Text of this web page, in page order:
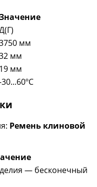
мм
мм
19 мм
Ремень клиновой
— бесконечный